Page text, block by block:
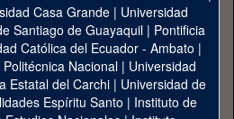
Casa Grande | Universidad
Santiago de Guayaquil| Pontificia
Católica del Ecuador - Ambato |
Politécnica Nacional| Universidad
Estatal del Carchi| Universidad de
Espíritu Santo | Instituto de